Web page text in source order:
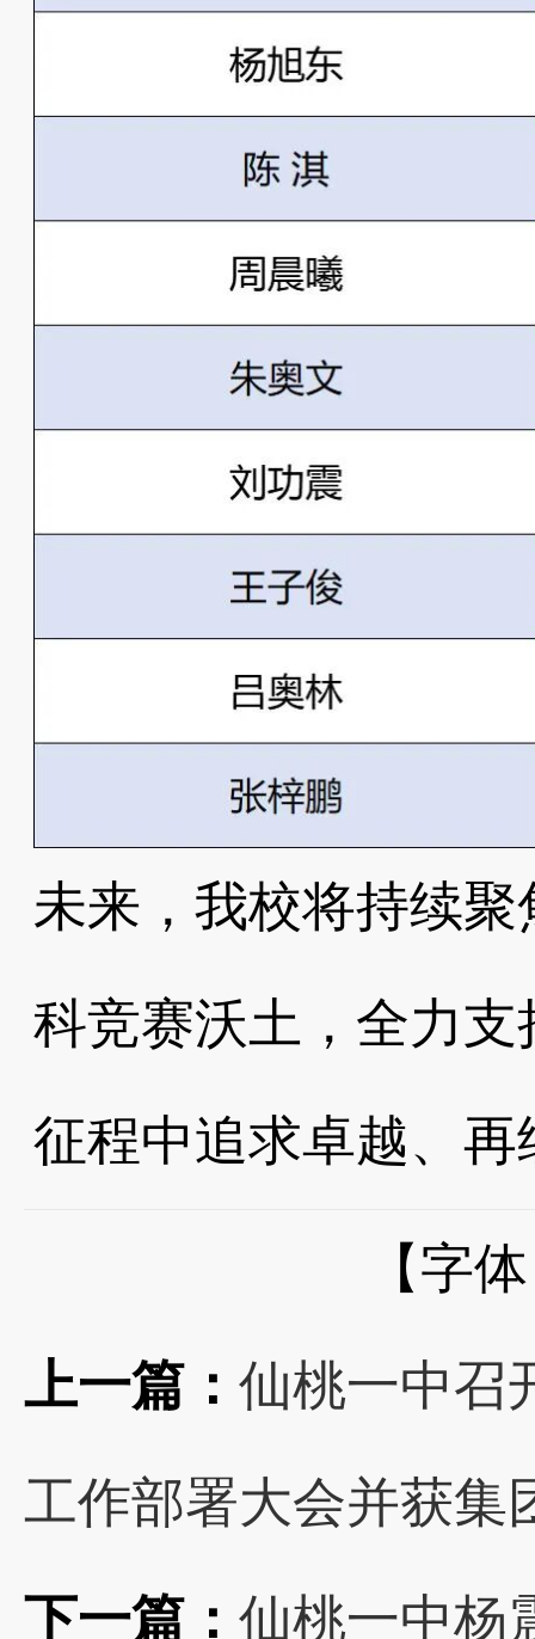
未来，我校将持续
科竞赛沃土，全力
征程中追求卓越、再
【字
上一篇： 仙桃一中召
工作部署大会并获集
下一篇： 仙桃一中杨